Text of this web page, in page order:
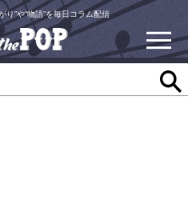
り”や“物語”を毎日コラム配信